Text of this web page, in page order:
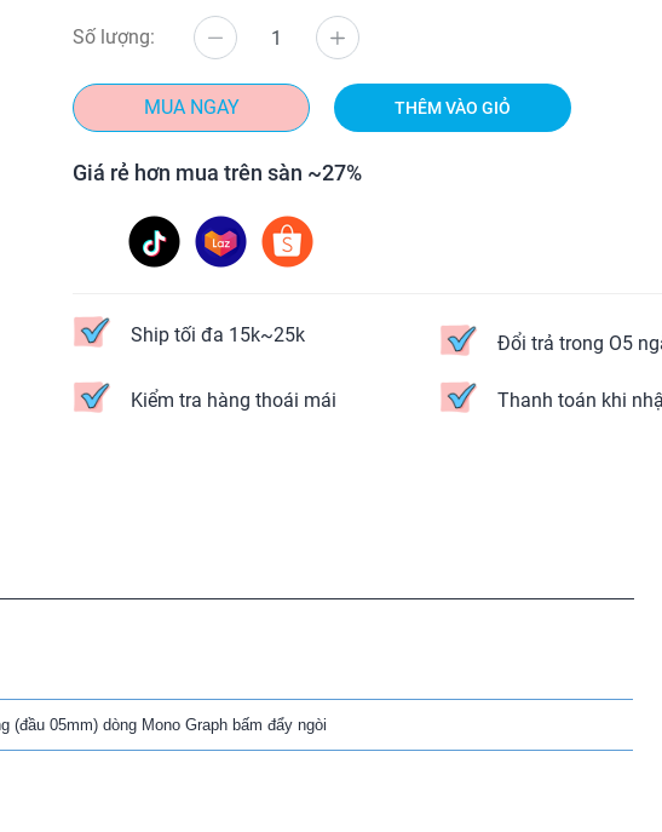
Số lượng:
MUA NGAY THÊM VÀO GIỎ
Giá rẻ hơn mua trên sàn ~27%
Ship tối đa 15k~25k Đổi trả trong O5
Kiểm tra hàng thoái mái Thanh toán khi
05mm) dòng Mono Graph bấm đẩy ngòi